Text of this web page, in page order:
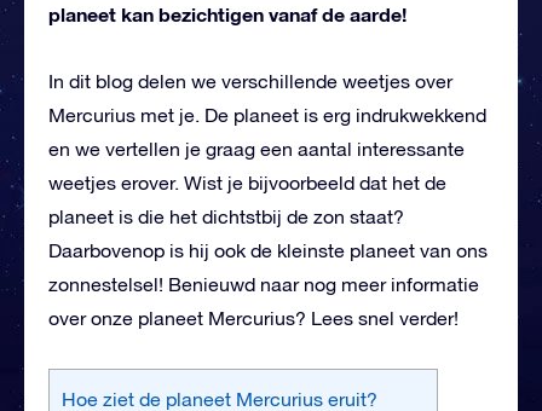
planeet kan bezichtigen vanaf de aarde!
In dit blog delen we verschillende weetjes over
Mercurius met je. De planeet is erg indrukwekkend
en we vertellen je graag een aantal interessante
weetjes erover. Wist je bijvoorbeeld dat het de
planeet is die het dichtstbij de zon staat?
Daarbovenop is hij ook de kleinste planeet van ons
zonnestelsel! Benieuwd naar nog meer informatie
over onze planeet Mercurius? Lees snel verder!
Hoe ziet de planeet Mercurius eruit?